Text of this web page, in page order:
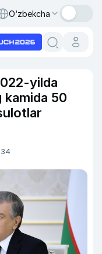
O‘zbekcha
yilda
kamida 50